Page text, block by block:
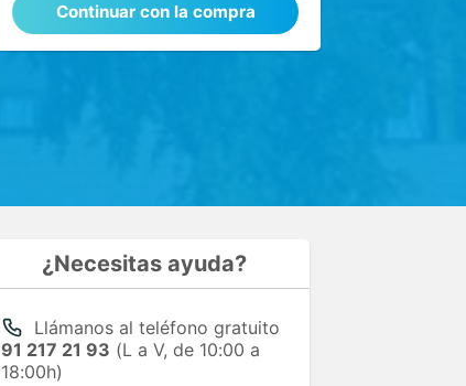
Continuar con la compra
¿Necesitas ayuda?
Llámanos al teléfono gratuito
91 217 21 93 (L a V, de 10:00 a
18:00h)